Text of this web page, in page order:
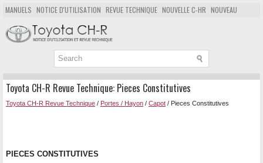
MANUELS NOTICE D'UTILISATION REVUE TECHNIQUE NOUVELLE C-HR NOUVEAU
POPULAIRE
PLAN DU SITE CHERCHER
Toyota CH-R Revue Technique: Pieces Constitutives
Toyota CH-R Revue Technique / Portes / Hayon / Capot / Pieces Constitutives
PIECES CONSTITUTIVES